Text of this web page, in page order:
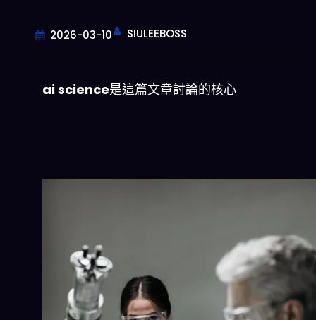
2026-03-10 SIULEEBOSS
ai science是這篇文章討論的核心